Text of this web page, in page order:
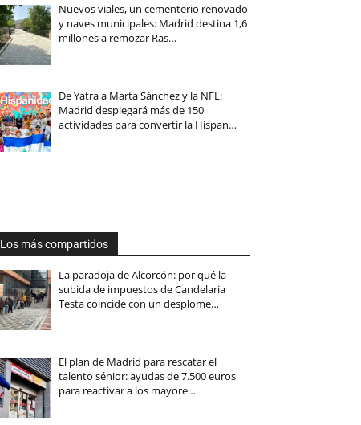
Nuevos viales, un cementerio renovado
y naves municipales: Madrid destina 1,6
millones a remozar Ras…
De Yatra a Marta Sánchez y la NFL:
Madrid desplegará más de 150
actividades para convertir la Hispan…
Los más compartidos
La paradoja de Alcorcón: por qué la
subida de impuestos de Candelaria
Testa coincide con un desplome…
El plan de Madrid para rescatar el
talento sénior: ayudas de 7.500 euros
para reactivar a los mayore…